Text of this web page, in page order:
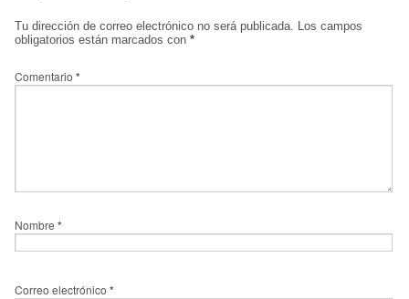
Tu dirección de correo electrónico no será publicada. Los campos
obligatorios están marcados con *
Comentario *
Nombre *
Correo electrónico *